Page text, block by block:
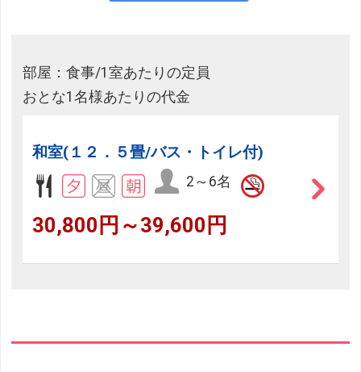
部屋：食事/1室あたりの定員
おとな1名様あたりの代金
和室(１２．５畳/バス・トイレ付)
2～6名
30,800円～39,600円